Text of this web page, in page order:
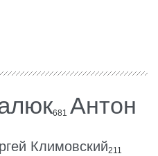
681 Антон
Климовский211